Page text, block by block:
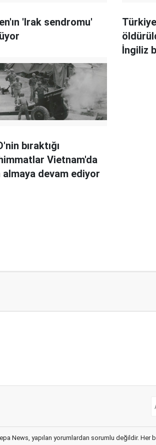
'Irak sendromu'
İngiliz
bıraktığı
Vietnam'da
almaya devam ediyor
News, yapılan yorumlardan sorumlu değildir. Her